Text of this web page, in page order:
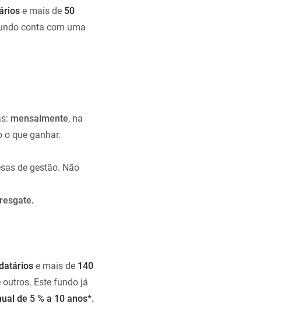
e mais de 50
conta com uma
mensalmente, na
que ganhar.
de gestão. Não
resgate.
e mais de 140
Este fundo já
de 5 % a 10 anos*.